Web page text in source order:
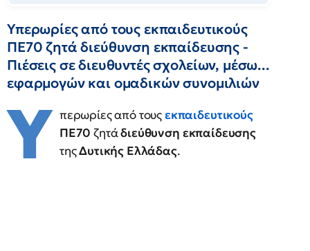
Υπερωρίες από τους εκπαιδευτικούς
ΠΕ70 ζητά διεύθυνση εκπαίδευσης -
Πιέσεις σε διευθυντές σχολείων, μέσω...
εφαρμογών και ομαδικών συνομιλιών
Υ περωρίες από τουςεκπαιδευτικούς
ΠΕ70 ζητάδιεύθυνση εκπαίδευσης
τηςΔυτικής Ελλάδας.